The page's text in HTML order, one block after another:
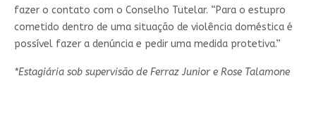
fazer o contato com o Conselho Tutelar. “Para o estupro
cometido dentro de uma situação de violência doméstica é
possível fazer a denúncia e pedir uma medida protetiva.”
*Estagiária sob supervisão de Ferraz Junior e Rose Talamone